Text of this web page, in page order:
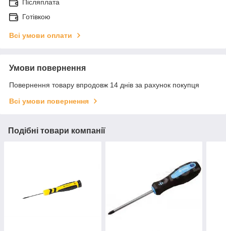
Післяплата
Готівкою
Всі умови оплати
Умови повернення
Повернення товару впродовж 14 днів за рахунок покупця
Всі умови повернення
Подібні товари компанії